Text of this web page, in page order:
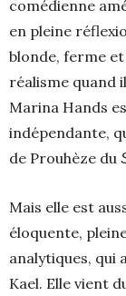
comédienne
en pleine
blonde, ferme
réalisme quand
Marina Hands
indépendante,
de Prouhèze du
Mais elle est
éloquente,
analytiques, qui
Kael. Elle vient